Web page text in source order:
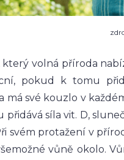
volná příroda
pokud k tomu
má své kouzlo v
přidává síla vit. D,
svém protažení v
vůně okolo.